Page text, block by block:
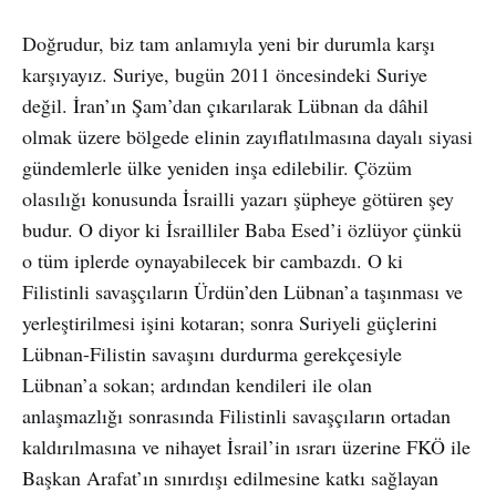
Doğrudur, biz tam anlamıyla yeni bir durumla karşı
karşıyayız. Suriye, bugün 2011 öncesindeki Suriye
değil. İran’ın Şam’dan çıkarılarak Lübnan da dâhil
olmak üzere bölgede elinin zayıflatılmasına dayalı siyasi
gündemlerle ülke yeniden inşa edilebilir. Çözüm
olasılığı konusunda İsrailli yazarı şüpheye götüren şey
budur. O diyor ki İsrailliler Baba Esed’i özlüyor çünkü
o tüm iplerde oynayabilecek bir cambazdı. O ki
Filistinli savaşçıların Ürdün’den Lübnan’a taşınması ve
yerleştirilmesi işini kotaran; sonra Suriyeli güçlerini
Lübnan-Filistin savaşını durdurma gerekçesiyle
Lübnan’a sokan; ardından kendileri ile olan
anlaşmazlığı sonrasında Filistinli savaşçıların ortadan
kaldırılmasına ve nihayet İsrail’in ısrarı üzerine FKÖ ile
Başkan Arafat’ın sınırdışı edilmesine katkı sağlayan